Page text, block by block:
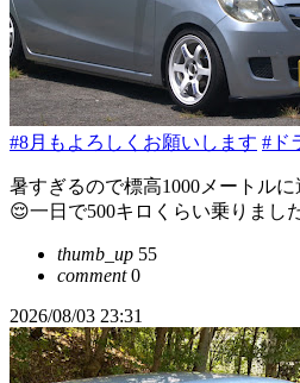
#8月もよろしくお願いします #ド
暑すぎるので標高1000メートル
😌一日で500キロくらい乗りまし
thumb_up 55
comment0
2026/08/03 23:31